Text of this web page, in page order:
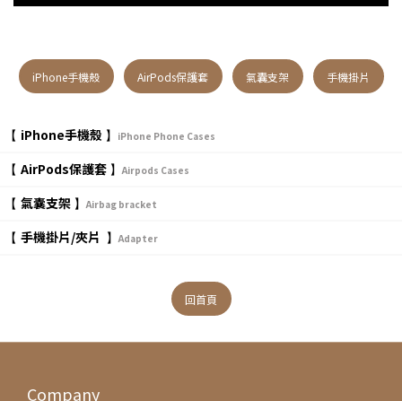
iPhone手機殼 AirPods保護套 氣囊支架 手機掛片
【 iPhone手機殼 】 iPhone Phone Cases
【 AirPods保護套 】Airpods Cases
【 氣囊支架 】Airbag bracket
【 手機掛片/夾片 】Adapter
回首頁
Company